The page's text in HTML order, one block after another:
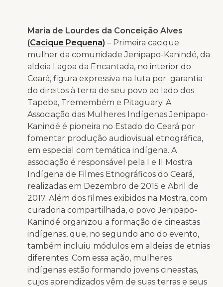
Maria de Lourdes da Conceição Alves
(Cacique Pequena) – Primeira cacique
mulher da comunidade Jenipapo-Kanindé, da
aldeia Lagoa da Encantada, no interior do
Ceará, figura expressiva na luta por garantia
do direitos à terra de seu povo ao lado dos
Tapeba, Tremembém e Pitaguary. A
Associação das Mulheres Indígenas Jenipapo-
Kanindé é pioneira no Estado do Ceará por
fomentar produção audiovisual etnográfica,
em especial com temática indígena. A
associação é responsável pela I e II Mostra
Indígena de Filmes Etnográficos do Ceará,
realizadas em Dezembro de 2015 e Abril de
2017. Além dos filmes exibidos na Mostra, com
curadoria compartilhada, o povo Jenipapo-
Kanindé organizou a formação de cineastas
indígenas, que, no segundo ano do evento,
também incluiu módulos em aldeias de etnias
diferentes. Com essa ação, mulheres
indígenas estão formando jovens cineastas,
cujos aprendizados vêm de suas terras e seus